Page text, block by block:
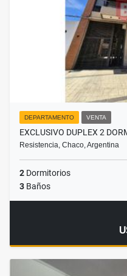
DEPARTAMENTO VENTA
EXCLUSIVO DUPLEX 2
Resistencia, Chaco, Argentina
2 Dormitorios
3 Baños